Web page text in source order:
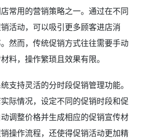
常用的营销策略之一。通过在不同
活动，可以吸引更多顾客进店消
然而，传统促销方式往往需要手动
料，操作繁琐且效果有限。
支持灵活的分时段促销管理功能。
际情况，设定不同的促销时段和促
调整价格并生成相应的促销宣传材
操作流程，还使得促销活动更加精